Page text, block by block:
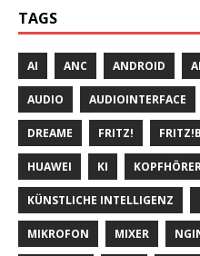
TAGS
AI ANC ANDROID
AUDIO AUDIOINTERFACE
DREAME FRITZ!
HUAWEI KI
KÜNSTLICHE INTELLIGENZ
MIKROFON MIXER